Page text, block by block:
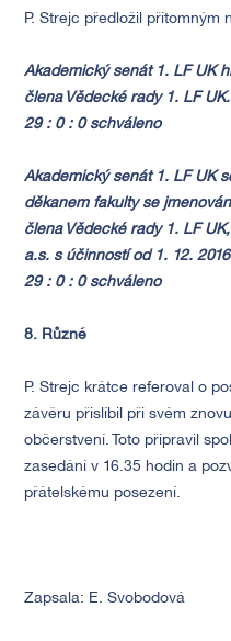
P. Strejc předložil přítomným
Akademický senát 1. LF UK
člena Vědecké rady 1. LF UK.
29 : 0 : 0 schváleno
Akademický senát 1. LF UK
děkanem fakulty se
člena Vědecké rady 1. LF
a.s. s účinností od 1. 12.
29 : 0 : 0 schváleno
8. Různé
P. Strejc krátce referoval o
závěru přislíbil při svém
občerstvení. Toto připravil
zasedání v 16.35 hodin a
přátelskému posezení.
Zapsala: E. Svobodová